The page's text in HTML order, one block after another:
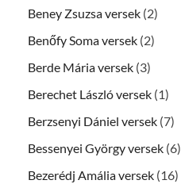
Beney Zsuzsa versek (2)
Benőfy Soma versek (2)
Berde Mária versek (3)
Berechet László versek (1)
Berzsenyi Dániel versek (7)
Bessenyei György versek (6)
Bezerédj Amália versek (16)